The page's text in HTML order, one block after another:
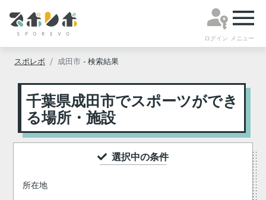
ログイン メニュー
スポレボ 成田市 - 検索結果
千葉県成田市でスポーツができ
る場所・施設
選択中の条件
所在地